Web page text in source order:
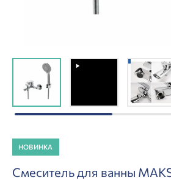
НОВИНКА
Смеситель для ванны